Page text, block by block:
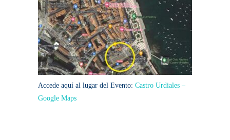
Accede aquí al lugar del Evento: Castro Urdiales –
Google Maps